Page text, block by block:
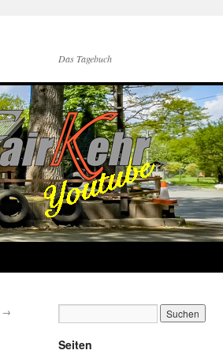
Das Tagebuch
→
Seiten